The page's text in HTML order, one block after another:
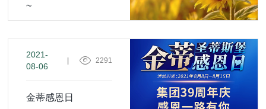
~
2021-
08-06
2291
金蒂感恩日